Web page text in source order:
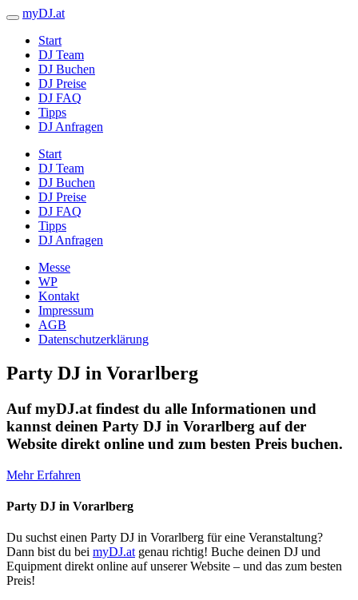
myDJ.at
Start
DJ Team
DJ Buchen
DJ Preise
DJ FAQ
Tipps
DJ Anfragen
Start
DJ Team
DJ Buchen
DJ Preise
DJ FAQ
Tipps
DJ Anfragen
Messe
WP
Kontakt
Impressum
AGB
Datenschutzerklärung
Party DJ in Vorarlberg
Auf myDJ.at findest du alle Informationen und
kannst deinen Party DJ in Vorarlberg auf der
Website direkt online und zum besten Preis buchen.
Mehr Erfahren
Party DJ in Vorarlberg
Du suchst einen Party DJ in Vorarlberg für eine Veranstaltung?
Dann bist du bei myDJ.at genau richtig! Buche deinen DJ und
Equipment direkt online auf unserer Website – und das zum besten
Preis!